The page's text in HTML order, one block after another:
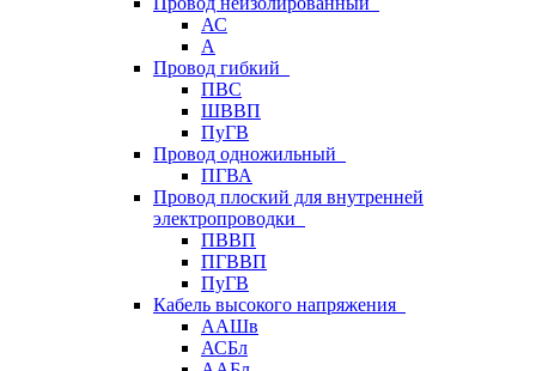
АС
А
Провод гибкий
ПВС
ШВВП
ПуГВ
Провод одножильный
ПГВА
Провод плоский для внутренней
электропроводки
ПВВП
ПГВВП
ПуГВ
Кабель высокого напряжения
ААШв
АСБл